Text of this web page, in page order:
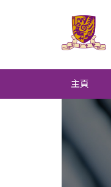
主頁